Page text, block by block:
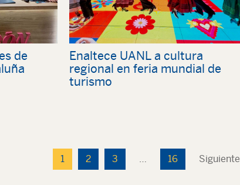
de
Enaltece UANL a cultura
regional en feria mundial de
turismo
1 2 3 … 16 Siguiente